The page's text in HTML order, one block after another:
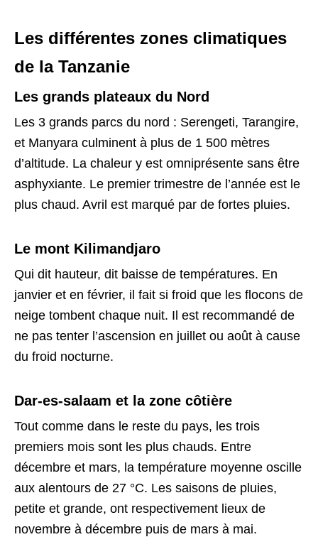
Les différentes zones climatiques
de la Tanzanie
Les grands plateaux du Nord
Les 3 grands parcs du nord : Serengeti, Tarangire,
et Manyara culminent à plus de 1 500 mètres
d’altitude. La chaleur y est omniprésente sans être
asphyxiante. Le premier trimestre de l’année est le
plus chaud. Avril est marqué par de fortes pluies.
Le mont Kilimandjaro
Qui dit hauteur, dit baisse de températures. En
janvier et en février, il fait si froid que les flocons de
neige tombent chaque nuit. Il est recommandé de
ne pas tenter l’ascension en juillet ou août à cause
du froid nocturne.
Dar-es-salaam et la zone côtière
Tout comme dans le reste du pays, les trois
premiers mois sont les plus chauds. Entre
décembre et mars, la température moyenne oscille
aux alentours de 27 °C. Les saisons de pluies,
petite et grande, ont respectivement lieux de
novembre à décembre puis de mars à mai.